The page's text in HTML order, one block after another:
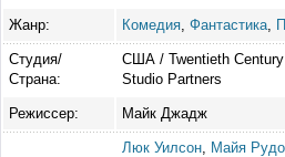
Жанр: Комедия Фантастика
Студия/
Страна:
США / Twentieth
Studio Partners
Режиссер: Майк Джадж
Люк Уилсон Майя